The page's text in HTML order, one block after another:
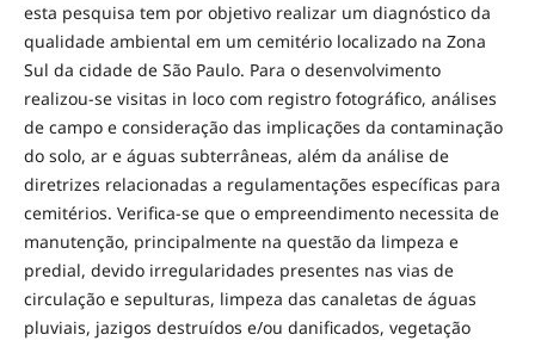
esta pesquisa tem por objetivo realizar um diagnóstico da
qualidade ambiental em um cemitério localizado na Zona
Sul da cidade de São Paulo. Para o desenvolvimento
realizou-se visitas in loco com registro fotográfico, análises
de campo e consideração das implicações da contaminação
do solo, ar e águas subterrâneas, além da análise de
diretrizes relacionadas a regulamentações específicas para
cemitérios. Verifica-se que o empreendimento necessita de
manutenção, principalmente na questão da limpeza e
predial, devido irregularidades presentes nas vias de
circulação e sepulturas, limpeza das canaletas de águas
pluviais, jazigos destruídos e/ou danificados, vegetação